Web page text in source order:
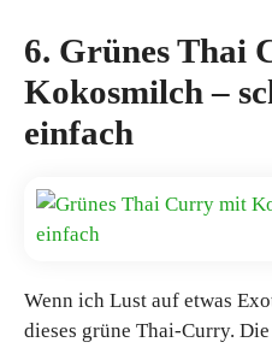
6. Grünes Thai
Kokosmilch –
einfach
Wenn ich Lust auf etwas
dieses grüne Thai-Curry.